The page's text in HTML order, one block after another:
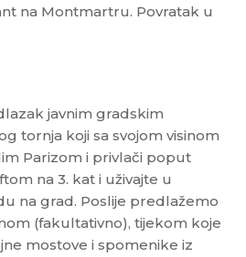
na Montmartru. Povratak u
javnim gradskim
tornja koji sa svojom visinom
Parizom i privlači poput
na 3. kat i uživajte u
na grad. Poslije predlažemo
(fakultativno), tijekom koje
mostove i spomenike iz